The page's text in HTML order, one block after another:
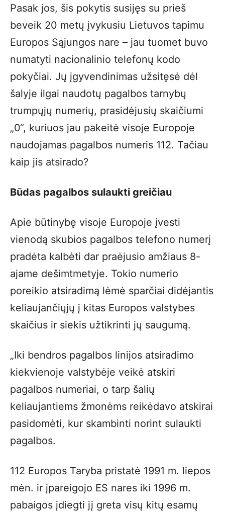
Pasak jos, šis pokytis susijęs su prieš
beveik 20 metų įvykusiu Lietuvos tapimu
Europos Sąjungos nare – jau tuomet buvo
numatyti nacionalinio telefonų kodo
pokyčiai. Jų įgyvendinimas užsitęsė dėl
šalyje ilgai naudotų pagalbos tarnybų
trumpųjų numerių, prasidėjusių skaičiumi
„0“, kuriuos jau pakeitė visoje Europoje
naudojamas pagalbos numeris 112. Tačiau
kaip jis atsirado?
Būdas pagalbos sulaukti greičiau
Apie būtinybę visoje Europoje įvesti
vienodą skubios pagalbos telefono numerį
pradėta kalbėti dar praėjusio amžiaus 8-
ajame dešimtmetyje. Tokio numerio
poreikio atsiradimą lėmė sparčiai didėjantis
keliaujančiųjų į kitas Europos valstybes
skaičius ir siekis užtikrinti jų saugumą.
„Iki bendros pagalbos linijos atsiradimo
kiekvienoje valstybėje veikė atskiri
pagalbos numeriai, o tarp šalių
keliaujantiems žmonėms reikėdavo atskirai
pasidomėti, kur skambinti norint sulaukti
pagalbos.
112 Europos Taryba pristatė 1991 m. liepos
mėn. ir įpareigojo ES nares iki 1996 m.
pabaigos įdiegti jį greta visų kitų esamų